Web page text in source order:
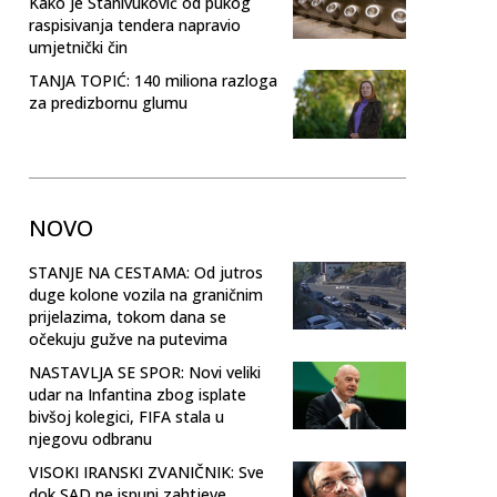
raspisivanja tendera napravio
umjetnički čin
TANJA TOPIĆ: 140 miliona razloga
za predizbornu glumu
NOVO
STANJE NA CESTAMA: Od jutros
duge kolone vozila na graničnim
prijelazima, tokom dana se
očekuju gužve na putevima
NASTAVLJA SE SPOR: Novi veliki
udar na Infantina zbog isplate
bivšoj kolegici, FIFA stala u
njegovu odbranu
VISOKI IRANSKI ZVANIČNIK: Sve